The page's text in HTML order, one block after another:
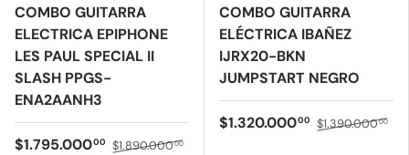
COMBO GUITARRA
ELECTRICA EPIPHONE
LES PAUL SPECIAL II
SLASH PPGS-
ENA2AANH3
$1.795.00000 $1.890.00000
COMBO GUITARRA
ELÉCTRICA IBAÑEZ
IJRX20-BKN
JUMPSTART NEGRO
$1.320.00000 $1.390.00000